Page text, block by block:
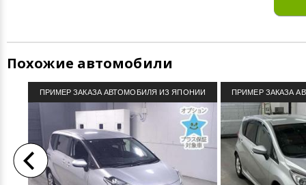
Похожие автомобили
ПРИМЕР ЗАКАЗА АВТОМОБИЛЯ ИЗ ЯПОНИИ ПРИМЕР ЗАКАЗА